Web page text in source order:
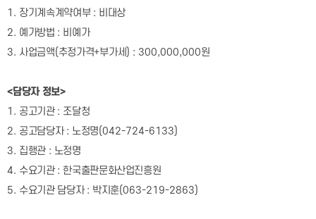
1. 장기계속계약여부 : 비대상
2. 예가방법 : 비예가
3. 사업금액(추정가격+부가세) : 300,000,000원
<담당자 정보>
1. 공고기관: 조달청
2. 공고담당자: 노정명(042-724-6133)
3. 집행관 : 노정명
4. 수요기관: 한국출판문화산업진흥원
5. 수요기관 담당자: 박지훈(063-219-2863)